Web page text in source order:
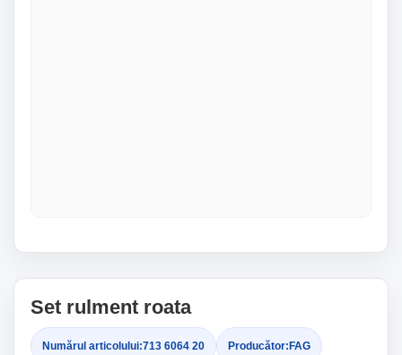
Set rulment roata
Numărul articolului:713 6064 20 Producător: FAG